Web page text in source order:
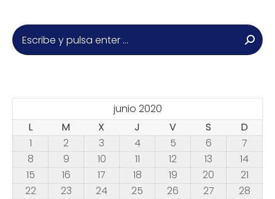
Buscar:
junio 2020
L
M X J V S
D
1
2 3 4 5 6
7
8
9 10 11 12 13
14
15
16 17 18 19 20
21
22
23 24 25 26 27
28